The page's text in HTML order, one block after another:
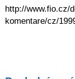
http://www.fio.cz/
komentare/cz/